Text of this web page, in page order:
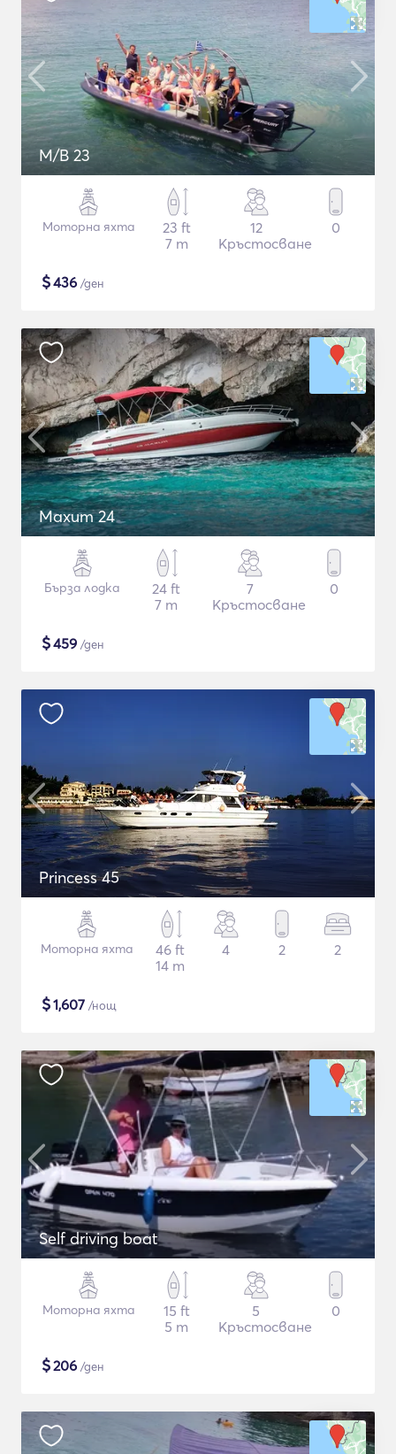
M/B 23
Моторна яхта
23 ft
7 m
12
Кръстосване
0
$436 /ден
Maxum 24
Бърза лодка
24 ft
7 m
7
Кръстосване
0
$459 /ден
Princess 45
Моторна яхта
46 ft
14 m
4 2 2
$1,607 /нощ
Self driving boat
Моторна яхта
15 ft
5 m
5
Кръстосване
0
$206 /ден